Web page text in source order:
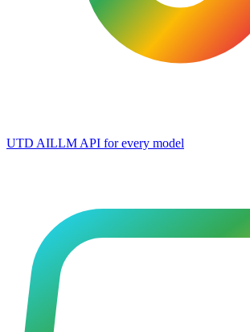
UTD AILLM API for every model